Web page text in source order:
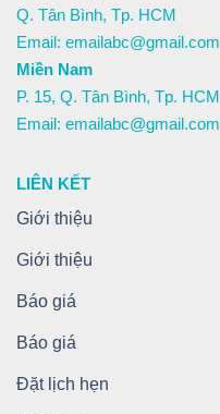
Q. Tân Bình, Tp. HCM
Email: emailabc@gmail.com
Miền Nam
P. 15, Q. Tân Bình, Tp. HCM
Email: emailabc@gmail.com
LIÊN KẾT
Giới thiệu
Giới thiệu
Báo giá
Báo giá
Đặt lịch hẹn